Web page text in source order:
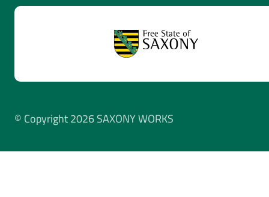
© Copyright 2026 SAXONY WORKS